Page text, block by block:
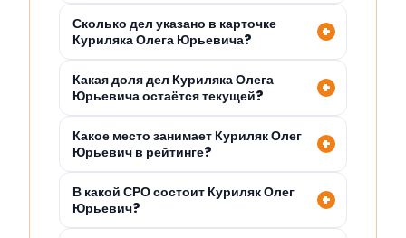
Сколько дел указано в карточке
Куриляка Олега Юрьевича?
Какая доля дел Куриляка Олега
Юрьевича остаётся текущей?
Какое место занимает Куриляк Олег
Юрьевич в рейтинге?
В какой СРО состоит Куриляк Олег
Юрьевич?